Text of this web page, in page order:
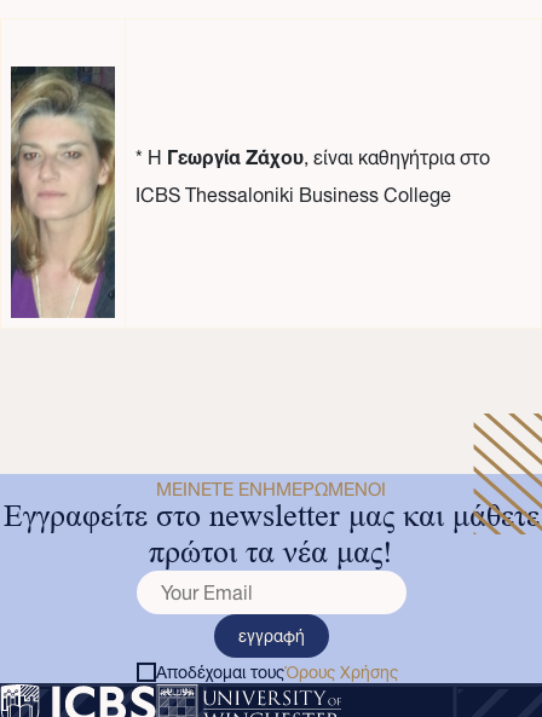
* ΗΓεωργία Ζάχου, είναι καθηγήτρια στο
ICBS Thessaloniki Business College
ΜΕΊΝΕΤΕ ΕΝΗΜΕΡΩΜΈΝΟΙ
Εγγραφείτε στο newsletter μας και μάθετε
πρώτοι τα νέα μας!
εγγραφή
Αποδέχομαι τουςΌρους Χρήσης